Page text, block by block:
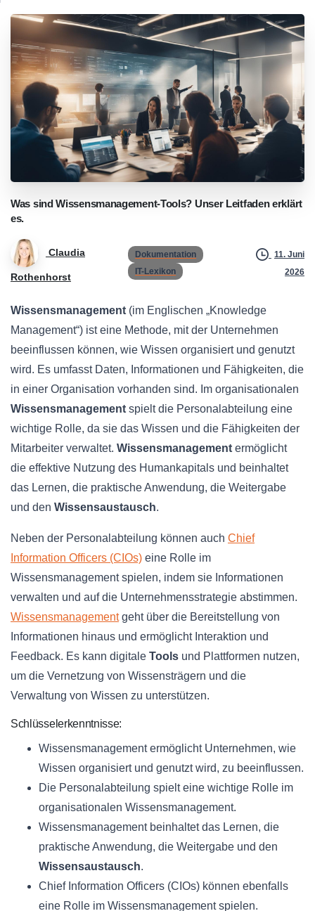
Was sind Wissensmanagement-Tools? Unser Leitfaden erklärt
es.
Claudia
Rothenhorst
Dokumentation
IT-Lexikon
11. Juni
2026
Wissensmanagement (im Englischen „Knowledge
Management“) ist eine Methode, mit der Unternehmen
beeinflussen können, wie Wissen organisiert und genutzt
wird. Es umfasst Daten, Informationen und Fähigkeiten, die
in einer Organisation vorhanden sind. Im organisationalen
Wissensmanagement spielt die Personalabteilung eine
wichtige Rolle, da sie das Wissen und die Fähigkeiten der
Mitarbeiter verwaltet. Wissensmanagement ermöglicht
die effektive Nutzung des Humankapitals und beinhaltet
das Lernen, die praktische Anwendung, die Weitergabe
und den Wissensaustausch.
Neben der Personalabteilung können auch Chief
Information Officers (CIOs) eine Rolle im
Wissensmanagement spielen, indem sie Informationen
verwalten und auf die Unternehmensstrategie abstimmen.
Wissensmanagementgeht über die Bereitstellung von
Informationen hinaus und ermöglicht Interaktion und
Feedback. Es kann digitale Tools und Plattformen nutzen,
um die Vernetzung von Wissensträgern und die
Verwaltung von Wissen zu unterstützen.
Schlüsselerkenntnisse:
Wissensmanagement ermöglicht Unternehmen, wie
Wissen organisiert und genutzt wird, zu beeinflussen.
Die Personalabteilung spielt eine wichtige Rolle im
organisationalen Wissensmanagement.
Wissensmanagement beinhaltet das Lernen, die
praktische Anwendung, die Weitergabe und den
Wissensaustausch.
Chief Information Officers (CIOs) können ebenfalls
eine Rolle im Wissensmanagement spielen.